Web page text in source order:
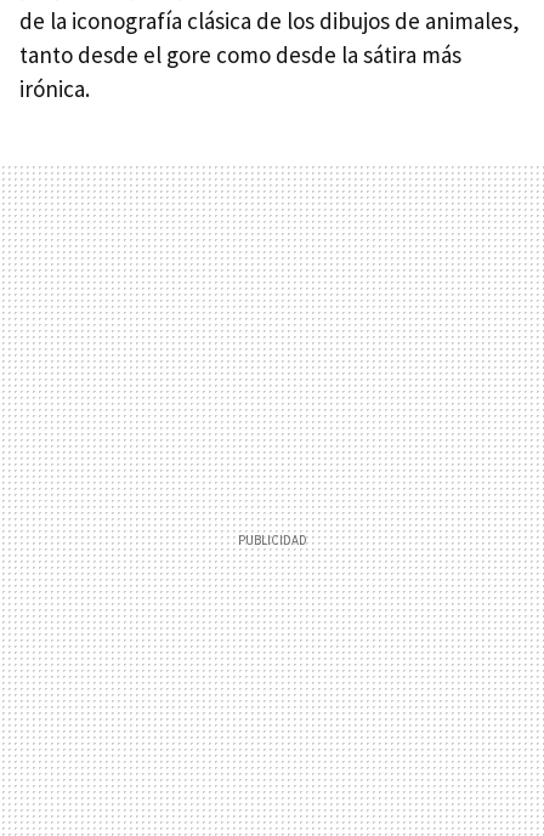
de la iconografía clásica de los dibujos de animales,
tanto desde el gore como desde la sátira más
irónica.